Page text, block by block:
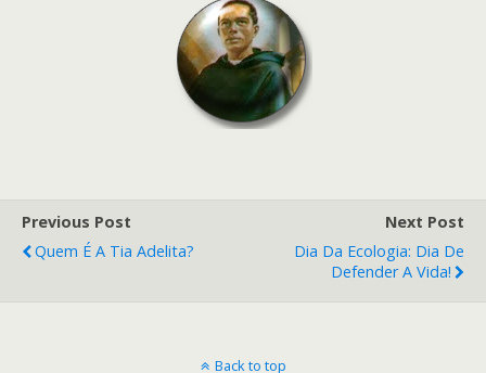
Previous Post
Quem É A Tia Adelita?
Next Post
Dia Da Ecologia: Dia De
Defender A Vida!
Back to top